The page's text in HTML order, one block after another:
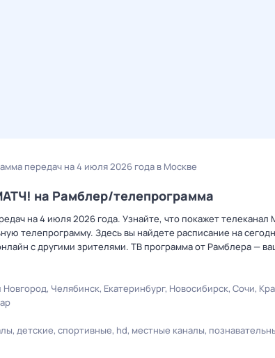
передач на 4 июля 2026 года в Москве
на Рамблер/телепрограмма
на 4 июля 2026 года. Узнайте, что покажет телеканал
телепрограмму. Здесь вы найдете расписание на
с другими зрителями. ТВ программа от Рамблера —
Новгород Челябинск Екатеринбург Новосибирск Сочи
детские спортивные hd местные каналы